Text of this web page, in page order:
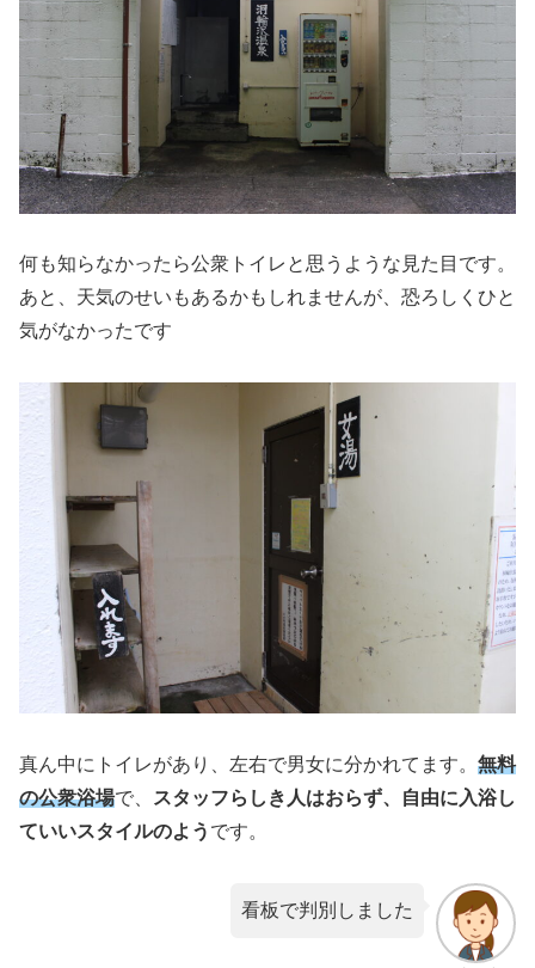
何も知らなかったら公衆トイレと思うような見た目です。
あと、天気のせいもあるかもしれませんが、恐ろしくひと
気がなかったです
真ん中にトイレがあり、左右で男女に分かれてます。 無料
の公衆浴場で、
スタッフらしき人はおらず、自由に入浴し
ていいスタイルのよう です。
看板で判別しました